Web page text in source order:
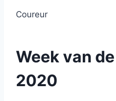
Coureur
Week van
2020